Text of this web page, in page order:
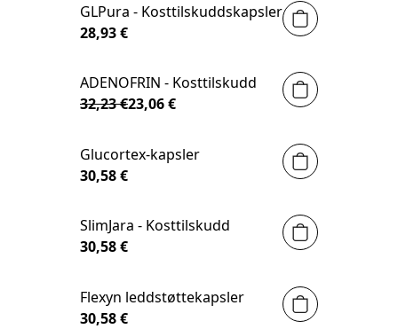
GLPura - Kosttilskuddskapsler
28,93 €
PÅ TILBUD
ADENOFRIN - Kosttilskudd
32,23 €23,06 €
Glucortex-kapsler
30,58 €
SlimJara - Kosttilskudd
30,58 €
Flexyn leddstøttekapsler
30,58 €